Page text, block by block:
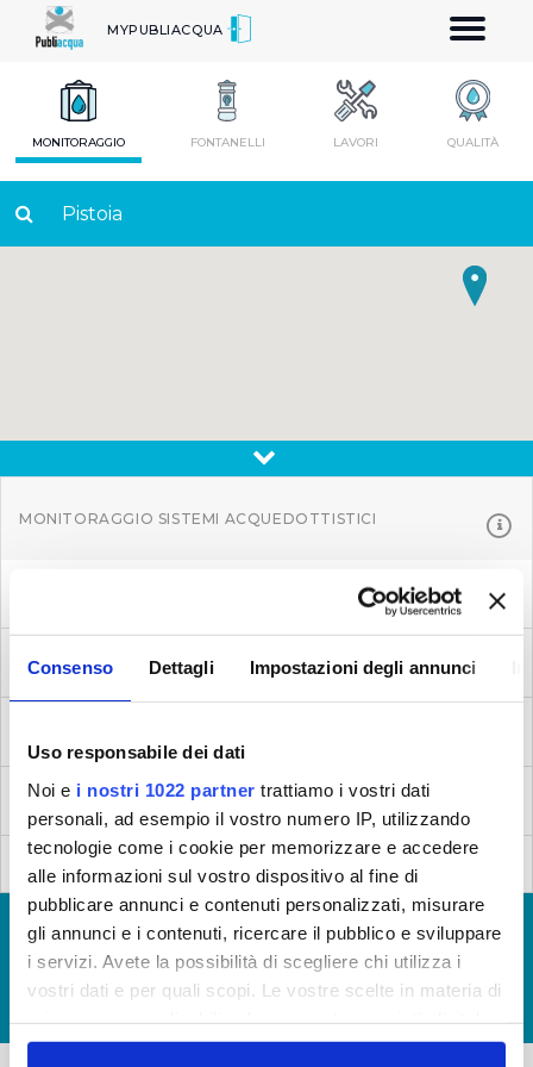
Consenso Dettagli Impostazioni degli annunci
Uso responsabile dei dati
Noi e i nostri 1022 partner trattiamo i vostri dati
personali, ad esempio il vostro numero IP, utilizzando
tecnologie come i cookie per memorizzare e accedere
alle informazioni sul vostro dispositivo al fine di
pubblicare annunci e contenuti personalizzati, misurare
gli annunci e i contenuti, ricercare il pubblico e sviluppare
i servizi. Avete la possibilità di scegliere chi utilizza i
vostri dati e per quali scopi. Le vostre scelte in materia di
in cui avete effettuato le vostre scelte. È possibile
Toggle
MYPUBLIACQUA
MONITORAGGIO FONTANELLI LAVORI QUALITÀ
Pistoia
MONITORAGGIO SISTEMI ACQUEDOTTISTICI
AQ009 Piteccio - Pistoia
AQ028 Castagno - Pistoia
AQ032 Baggio - Pistoia
AQ021 Case Geri - Pistoia
© Copyright 2017 - 2026
GLOSSARIO
GIUDICA IL SERVIZIO